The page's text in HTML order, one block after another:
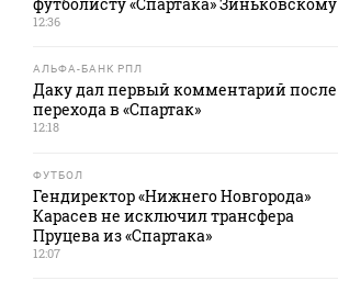
12:36
АЛЬФА-БАНК РПЛ
Даку дал первый комментарий после
перехода в «Спартак»
12:18
ФУТБОЛ
Гендиректор «Нижнего Новгорода»
Карасев не исключил трансфера
Пруцева из «Спартака»
12:07